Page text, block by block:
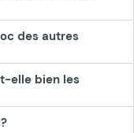
des autres
elle bien les